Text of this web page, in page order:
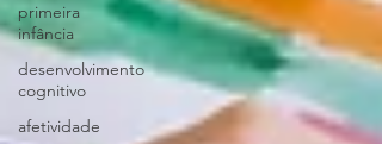
primeira
infância
desenvolvimento
cognitivo
afetividade